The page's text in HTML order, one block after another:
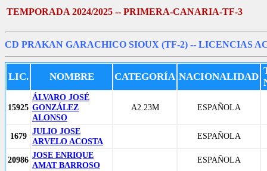
TEMPORADA 2024/2025 -- PRIMERA-CANARIA-TF-3
CD PRAKAN GARACHICO SIOUX (TF-2) -- LICENCIAS
LIC. NOMBRE CATEGORÍA NACIONALIDAD
15925
ÁLVARO JOSÉ
GONZÁLEZ
ALONSO
A2.23M ESPAÑOLA
1679 JULIO JOSE
ARVELO ACOSTA
ESPAÑOLA
20986 JOSE ENRIQUE
AMAT BARROSO
ESPAÑOLA